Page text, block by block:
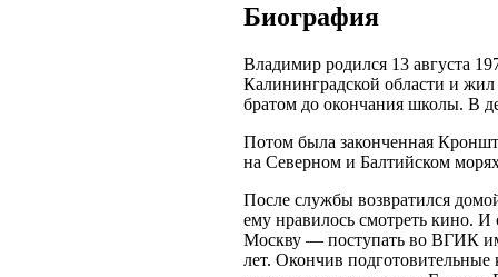
Биография
Владимир родился 13 августа
Калининградской области и
братом до окончания школы. В
Потом была законченная
на Северном и Балтийском
После службы возвратился
ему нравилось смотреть кино.
Москву — поступать во ВГИК
лет. Окончив